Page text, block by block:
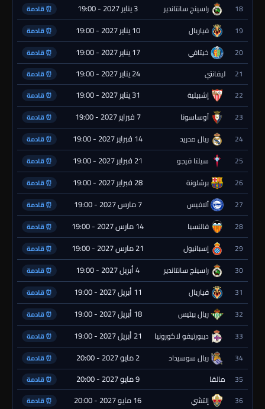
18 راسينج سانتاندير 3 يناير 2027 - 19:00 ⏰ قادمة
19 فياريال 10 يناير 2027 - 19:00 ⏰ قادمة
20 خيتافي 17 يناير 2027 - 19:00 ⏰ قادمة
21 ليفانتي 24 يناير 2027 - 19:00 ⏰ قادمة
22 إشبيلية 31 يناير 2027 - 19:00 ⏰ قادمة
23 أوساسونا 7 فبراير 2027 - 19:00 ⏰ قادمة
24 ريال مدريد 14 فبراير 2027 - 19:00 ⏰ قادمة
25 سيلتا فيجو 21 فبراير 2027 - 19:00 ⏰ قادمة
26 برشلونة 28 فبراير 2027 - 19:00 ⏰ قادمة
27 ألافيس 7 مارس 2027 - 19:00 ⏰ قادمة
28 فالنسيا 14 مارس 2027 - 19:00 ⏰ قادمة
29 إسبانيول 21 مارس 2027 - 19:00 ⏰ قادمة
30 راسينج سانتاندير 4 أبريل 2027 - 19:00 ⏰ قادمة
31 فياريال 11 أبريل 2027 - 19:00 ⏰ قادمة
32 ريال بيتيس 18 أبريل 2027 - 19:00 ⏰ قادمة
33 ديبورتيفو لاكورونيا 21 أبريل 2027 - 19:00 ⏰ قادمة
34 ريال سوسيداد 2 مايو 2027 - 20:00 ⏰ قادمة
35 مالقا 9 مايو 2027 - 20:00 ⏰ قادمة
36 إلتشي 16 مايو 2027 - 20:00 ⏰ قادمة